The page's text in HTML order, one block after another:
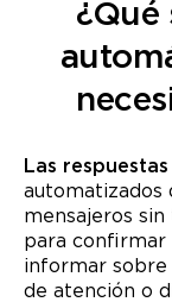
¿Qué
Las
automatizados
mensajeros
para confirmar
informar sobre
de atención o